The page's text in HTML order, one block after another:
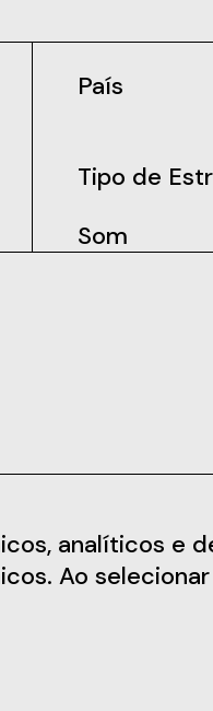
País
Tipo de
Som
analíticos e
Ao selecionar